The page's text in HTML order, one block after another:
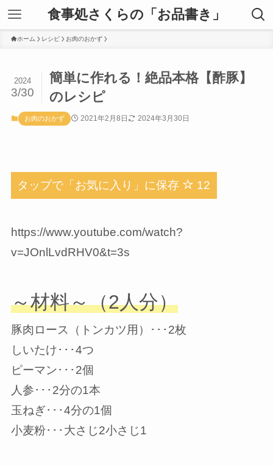
食事処さくらの「お品書き」
ホーム レシピ お肉のおかず
簡単に作れる！絶品本格【酢豚】
のレシピ
2024
3/30
お肉のおかず 2021年2月8日 2024年3月30日
タップで「お気に入り」に保存 12
https://www.youtube.com/watch?
v=JOnlLvdRHV0&t=3s
～材料～（2人分）
豚肉ロース（トンカツ用）･･･2枚
しいたけ･･･4つ
ピーマン･･･2個
人参･･･2分の1本
玉ねぎ･･･4分の1個
小麦粉･･･大さじ2小さじ1